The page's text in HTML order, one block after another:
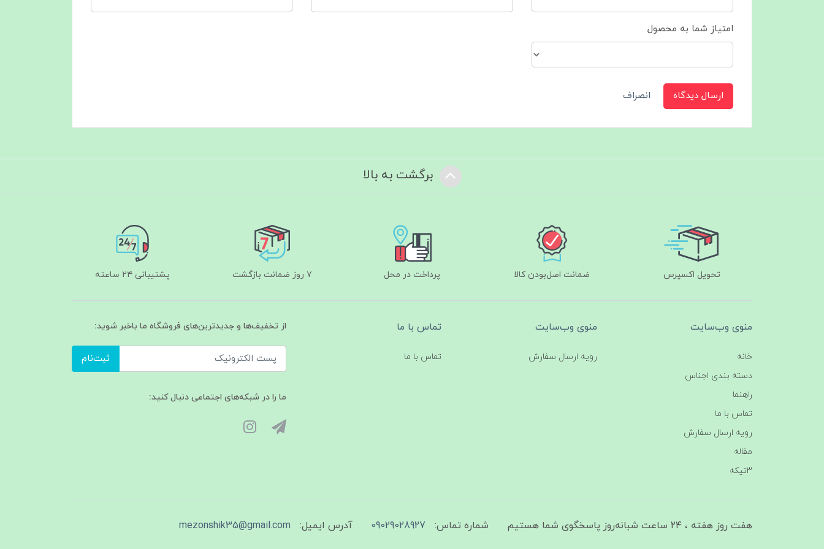
امتیاز شما به محصول
ارسال دیدگاه انصراف
برگشت به بالا
تحویل اکسپرس ضمانت اصل‌بودن کالا پرداخت در محل ۷ روز ضمانت بازگشت پشتیبانی ۲۴ ساعته
منوی وب‌سایت
خانه
دسته بندی اجناس
راهنما
تماس با ما
رویه ارسال سفارش
مقاله
3تیکه
منوی وب‌سایت
رویه ارسال سفارش
تماس با ما
تماس با ما
از تخفیف‌ها و جدیدترین‌های فروشگاه ما باخبر شوید:
ثبت‌نام
ما را در شبکه‌های اجتماعی دنبال کنید:
هفت روز هفته ، ۲۴ ساعت شبانه‌روز پاسخگوی شما هستیم شماره تماس: 09029028927 آدرس ایمیل: mezonshik35@gmail.com